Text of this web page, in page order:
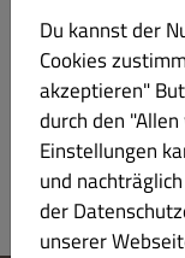
Du kannst der
Cookies
akzeptieren"
durch den
Einstellungen
und
der
unserer